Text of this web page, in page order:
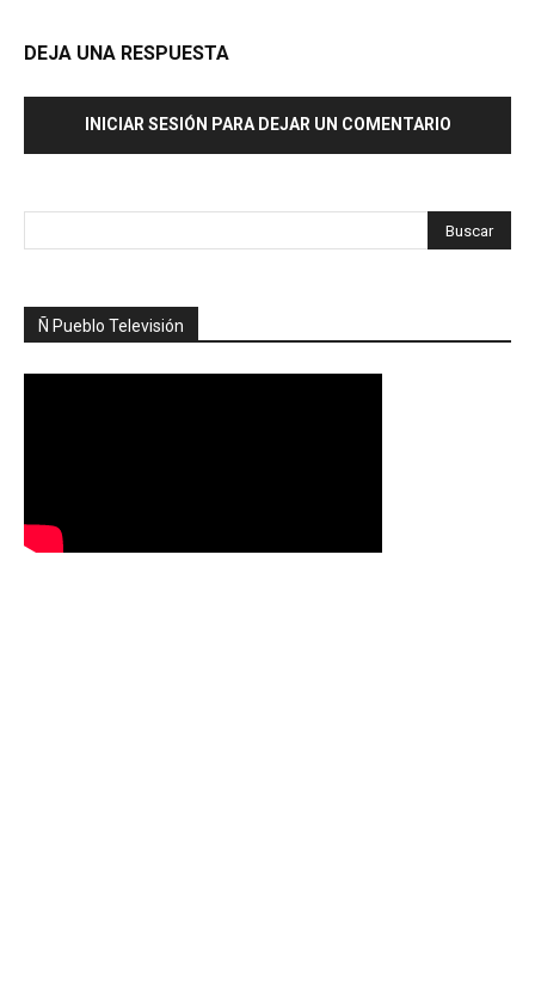
DEJA UNA RESPUESTA
INICIAR SESIÓN PARA DEJAR UN COMENTARIO
Ñ Pueblo Televisión